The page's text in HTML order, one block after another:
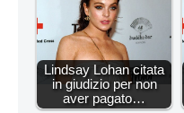
Lindsay Lohan citata
in giudizio per non
aver pagato…